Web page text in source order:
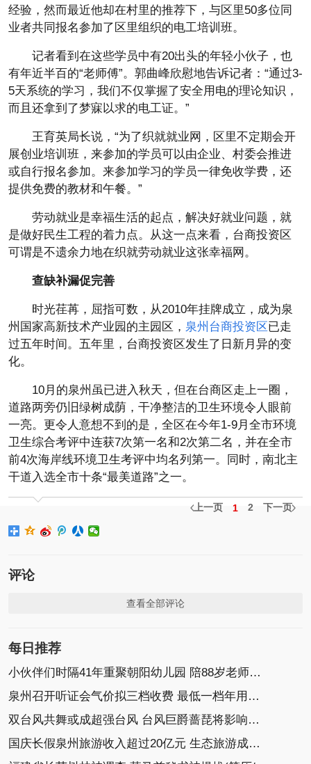
经验，然而最近他却在村里的推荐下，与区里50多位同
业者共同报名参加了区里组织的电工培训班。
记者看到在这些学员中有20出头的年轻小伙子，也
有年近半百的“老师傅”。郭曲峰欣慰地告诉记者：“通过3-
5天系统的学习，我们不仅掌握了安全用电的理论知识，
而且还拿到了梦寐以求的电工证。”
王育英局长说，“为了织就就业网，区里不定期会开
展创业培训班，来参加的学员可以由企业、村委会推进
或自行报名参加。来参加学习的学员一律免收学费，还
提供免费的教材和午餐。”
劳动就业是幸福生活的起点，解决好就业问题，就
是做好民生工程的着力点。从这一点来看，台商投资区
可谓是不遗余力地在织就劳动就业这张幸福网。
查缺补漏促完善
时光荏苒，屈指可数，从2010年挂牌成立，成为泉
州国家高新技术产业园的主园区， 泉州台商投资区已走
过五年时间。五年里，台商投资区发生了日新月异的变
化。
10月的泉州虽已进入秋天，但在台商区走上一圈，
道路两旁仍旧绿树成荫，干净整洁的卫生环境令人眼前
一亮。更令人意想不到的是，全区在今年1-9月全市环境
卫生综合考评中连获7次第一名和2次第二名，并在全市
前4次海岸线环境卫生考评中均名列第一。同时，南北主
干道入选全市十条“最美道路”之一。
上一页 1 2 下一页
评论
查看全部评论
每日推荐
小伙伴们时隔41年重聚朝阳幼儿园 陪88岁老师过重阳
泉州召开听证会气价拟三档收费 最低一档年用量280方
双台风共舞或成超强台风 台风巨爵蔷琵将影响福建
国庆长假泉州旅游收入超过20亿元 生态旅游成消费